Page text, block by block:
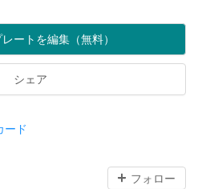
ートを編集（無料）
シェア
ード
フォロー